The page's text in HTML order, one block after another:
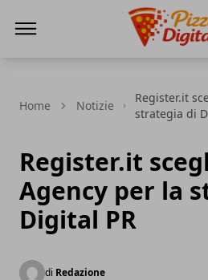
Home Notizie
Register.it
strategia di
Register.it
Agency per la
Digital PR
di Redazione